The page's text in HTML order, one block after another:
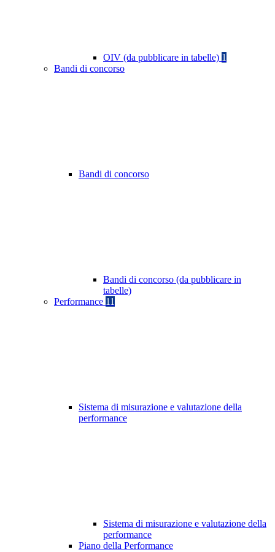
OIV (da pubblicare in tabelle) 1
Bandi di concorso
Bandi di concorso
Bandi di concorso (da pubblicare in
tabelle)
Performance 11
Sistema di misurazione e valutazione della
performance
Sistema di misurazione e valutazione della
performance
Piano della Performance